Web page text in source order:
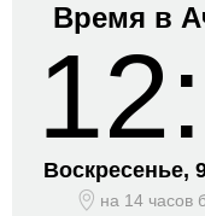
Время в
Воскресенье,
на 14 часов